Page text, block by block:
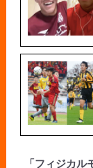
「フィジカ